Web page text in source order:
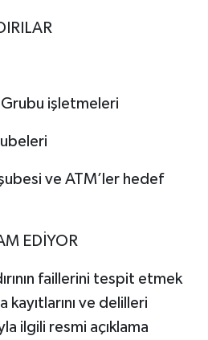
Grubu işletmeleri
ve ATM’ler hedef
EDİYOR
faillerini tespit etmek
ve delilleri
ilgili resmi açıklama